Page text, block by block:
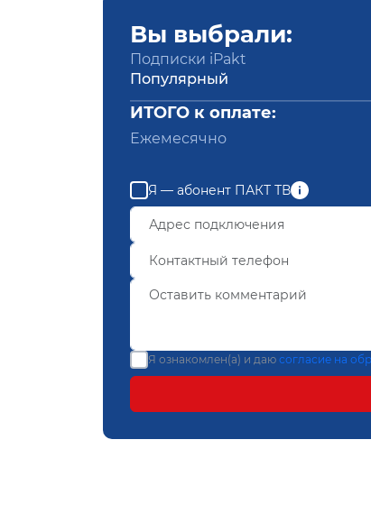
Вы выбрали:
Подписки iPakt
Популярный
ИТОГО к оплате:
Ежемесячно
Я — абонент ПАКТ ТВ
Я ознакомлен(а) и даю согласие на